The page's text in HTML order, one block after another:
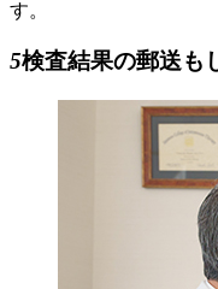
す。
5検査結果の郵送も